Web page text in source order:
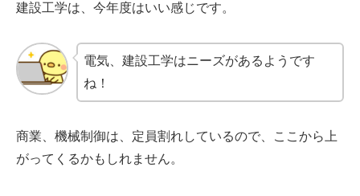
建設工学は、今年度はいい感じです。
電気、建設工学はニーズがあるようです
ね！
商業、機械制御は、定員割れしているので、ここから上
がってくるかもしれません。